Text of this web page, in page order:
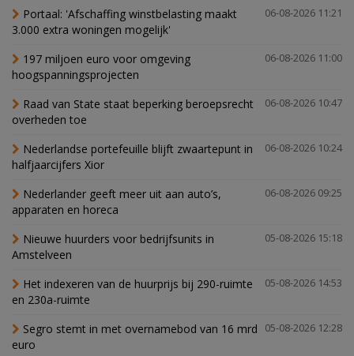
06-08-2026 11:21
Portaal: 'Afschaffing winstbelasting maakt
3.000 extra woningen mogelijk'
06-08-2026 11:00
197 miljoen euro voor omgeving
hoogspanningsprojecten
06-08-2026 10:47
Raad van State staat beperking beroepsrecht
overheden toe
06-08-2026 10:24
Nederlandse portefeuille blijft zwaartepunt in
halfjaarcijfers Xior
06-08-2026 09:25
Nederlander geeft meer uit aan auto’s,
apparaten en horeca
05-08-2026 15:18
Nieuwe huurders voor bedrijfsunits in
Amstelveen
05-08-2026 14:53
Het indexeren van de huurprijs bij 290-ruimte
en 230a-ruimte
05-08-2026 12:28
Segro stemt in met overnamebod van 16 mrd
euro